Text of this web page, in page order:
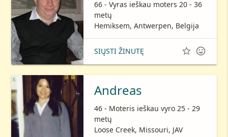
66 - Vyras ieškau moters 20 - 36
metų
Hemiksem, Antwerpen, Belgija
SIŲSTI ŽINUTĘ  
Andreas
46 - Moteris ieškau vyro 25 - 29
metų
Loose Creek, Missouri, JAV